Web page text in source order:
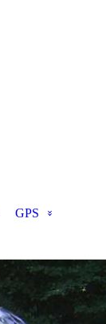
GPS